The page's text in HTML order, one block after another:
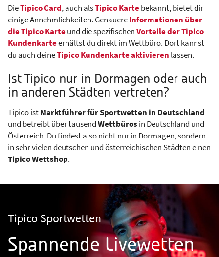
DieTipico Card, auch alsTipico Kartebekannt, bietet dir
einige Annehmlichkeiten. GenauereInformationen über
die Tipico Karteund die spezifischenVorteile der Tipico
Kundenkarteerhältst du direkt im Wettbüro. Dort kannst
du auch deineTipico Kundenkarte aktivieren lassen.
Ist Tipico nur in Dormagen oder auch
in anderen Städten vertreten?
Tipico istMarktführer für Sportwetten in Deutschland
und betreibt über tausendWettbüros in Deutschland und
Österreich. Du findest also nicht nur in Dormagen, sondern
in sehr vielen deutschen und österreichischen Städten einen
Tipico Wettshop.
Tipico Sportwetten
Spannende Livewetten